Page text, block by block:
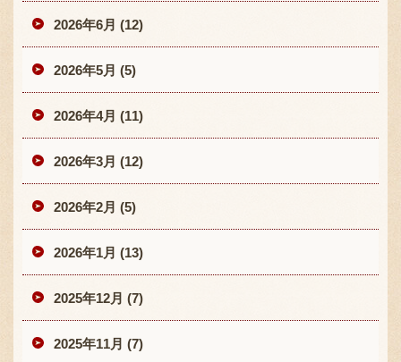
2026年6月 (12)
2026年5月 (5)
2026年4月 (11)
2026年3月 (12)
2026年2月 (5)
2026年1月 (13)
2025年12月 (7)
2025年11月 (7)